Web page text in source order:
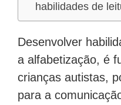
habilidades de
Desenvolver
a alfabetização, é
crianças autistas,
para a